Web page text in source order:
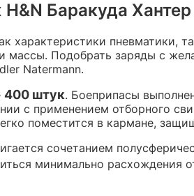
Баракуда
характеристики пневматики,
Подобрать заряды с
Natermann.
400 штук. Боеприпасы
с применением отборного
поместится в кармане,
сочетанием
минимально расхождения